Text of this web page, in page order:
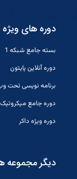
دوره های ویژه
بسته جامع شبکه 1
دوره آنلاین پایتون
برنامه نویسی تحت وب
دوره جامع میکروتیک
دوره ویژه داکر
دیگر مجموعه